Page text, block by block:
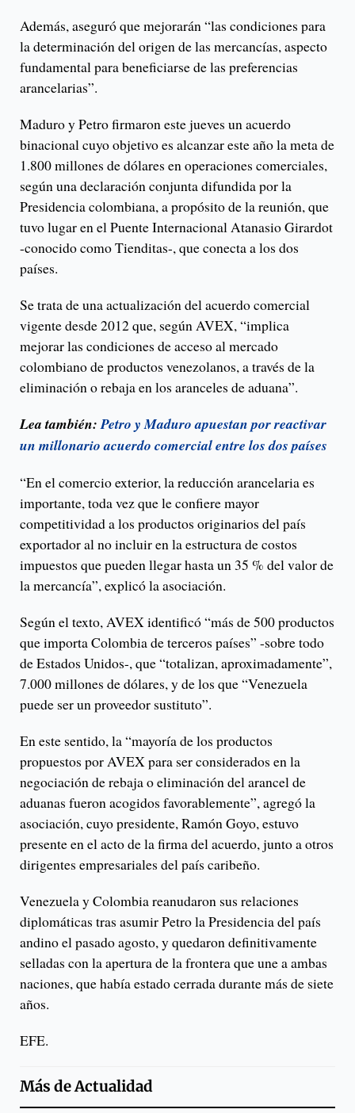
Además, aseguró que mejorarán “las condiciones para
la determinación del origen de las mercancías, aspecto
fundamental para beneficiarse de las preferencias
arancelarias”.
Maduro y Petro firmaron este jueves un acuerdo
binacional cuyo objetivo es alcanzar este año la meta de
1.800 millones de dólares en operaciones comerciales,
según una declaración conjunta difundida por la
Presidencia colombiana, a propósito de la reunión, que
tuvo lugar en el Puente Internacional Atanasio Girardot
-conocido como Tienditas-, que conecta a los dos
países.
Se trata de una actualización del acuerdo comercial
vigente desde 2012 que, según AVEX, “implica
mejorar las condiciones de acceso al mercado
colombiano de productos venezolanos, a través de la
eliminación o rebaja en los aranceles de aduana”.
Lea también:Petro y Maduro apuestan por reactivar
un millonario acuerdo comercial entre los dos países
“En el comercio exterior, la reducción arancelaria es
importante, toda vez que le confiere mayor
competitividad a los productos originarios del país
exportador al no incluir en la estructura de costos
impuestos que pueden llegar hasta un 35 % del valor de
la mercancía”, explicó la asociación.
Según el texto, AVEX identificó “más de 500 productos
que importa Colombia de terceros países” -sobre todo
de Estados Unidos-, que “totalizan, aproximadamente”,
7.000 millones de dólares, y de los que “Venezuela
puede ser un proveedor sustituto”.
En este sentido, la “mayoría de los productos
propuestos por AVEX para ser considerados en la
negociación de rebaja o eliminación del arancel de
aduanas fueron acogidos favorablemente”, agregó la
asociación, cuyo presidente, Ramón Goyo, estuvo
presente en el acto de la firma del acuerdo, junto a otros
dirigentes empresariales del país caribeño.
Venezuela y Colombia reanudaron sus relaciones
diplomáticas tras asumir Petro la Presidencia del país
andino el pasado agosto, y quedaron definitivamente
selladas con la apertura de la frontera que une a ambas
naciones, que había estado cerrada durante más de siete
años.
EFE.
Más deActualidad